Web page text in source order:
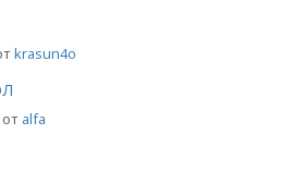
krasun4o
alfa